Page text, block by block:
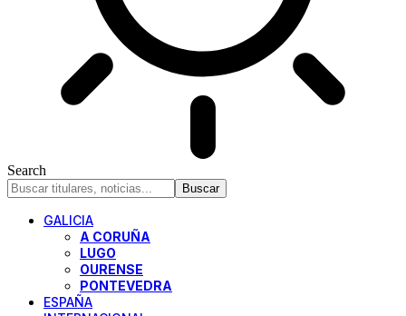
Search
GALICIA
A CORUÑA
LUGO
OURENSE
PONTEVEDRA
ESPAÑA